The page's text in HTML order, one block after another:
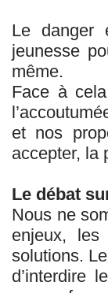
Le danger
jeunesse
même.
Face à
et nos
accepter, la
Le débat
Nous ne
enjeux,
solutions.
d’interdire